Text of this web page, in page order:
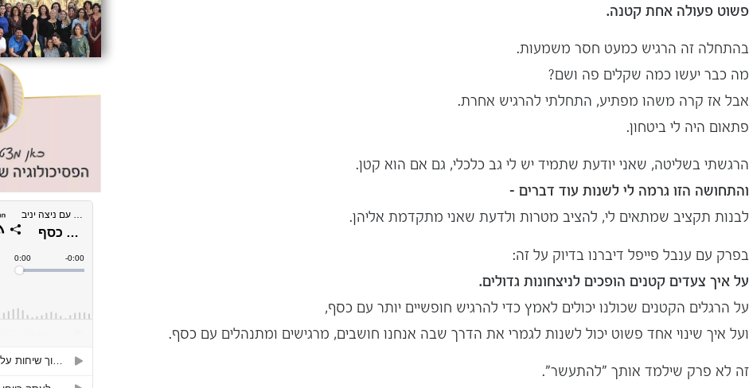
פשוט פעולה אחת קטנה.
בהתחלה זה הרגיש כמעט חסר משמעות.
מה כבר יעשו כמה שקלים פה ושם?
אבל אז קרה משהו מפתיע, התחלתי להרגיש אחרת.
פתאום היה לי ביטחון.
הרגשתי בשליטה, שאני יודעת שתמיד יש לי גב כלכלי, גם אם הוא קטן.
והתחושה הזו גרמה לי לשנות עוד דברים –
לבנות תקציב שמתאים לי, להציב מטרות ולדעת שאני מתקדמת אליהן.
בפרק עם ענבל פייפל דיברנו בדיוק על זה:
על איך צעדים קטנים הופכים לניצחונות גדולים.
על הרגלים הקטנים שכולנו יכולים לאמץ כדי להרגיש חופשיים יותר עם כסף,
ועל איך שינוי אחד פשוט יכול לשנות לגמרי את הדרך שבה אנחנו חושבים, מרגישים ומתנהלים עם כסף.
זה לא פרק שילמד אותך "להתעשר".